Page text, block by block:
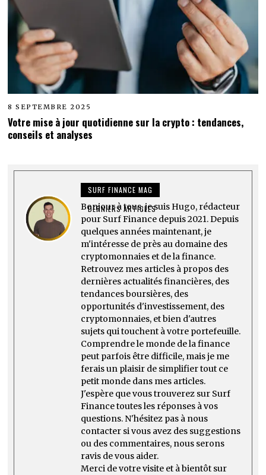
8 SEPTEMBRE 2025
Votre mise à jour quotidienne sur la crypto : tendances,
conseils et analyses
SURF FINANCE MAG
DERNIERS ARTICLES
Bonjour à tous, je suis Hugo, rédacteur
pour Surf Finance depuis 2021. Depuis
quelques années maintenant, je
m'intéresse de près au domaine des
cryptomonnaies et de la finance.
Retrouvez mes articles à propos des
dernières actualités financières, des
tendances boursières, des
opportunités d'investissement, des
cryptomonnaies, et bien d'autres
sujets qui touchent à votre portefeuille.
Comprendre le monde de la finance
peut parfois être difficile, mais je me
ferais un plaisir de simplifier tout ce
petit monde dans mes articles.
J'espère que vous trouverez sur Surf
Finance toutes les réponses à vos
questions. N'hésitez pas à nous
contacter si vous avez des suggestions
ou des commentaires, nous serons
ravis de vous aider.
Merci de votre visite et à bientôt sur